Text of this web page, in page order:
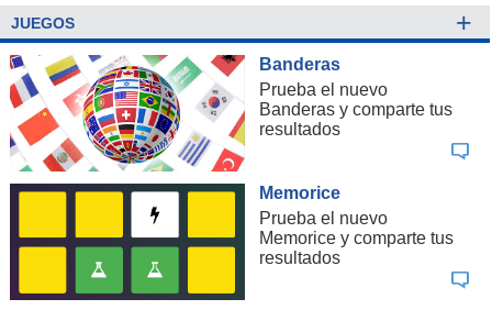
JUEGOS +
Banderas
Prueba el nuevo
Banderas y comparte tus
resultados
Memorice
Prueba el nuevo
Memorice y comparte tus
resultados